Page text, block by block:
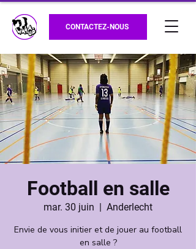
CONTACTEZ-NOUS
Football en salle
mar. 30 juin
  |
Anderlecht
Envie de vous initier et de jouer au football
en salle ?